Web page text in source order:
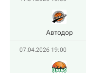
Автодор
07.04.2026 19:00